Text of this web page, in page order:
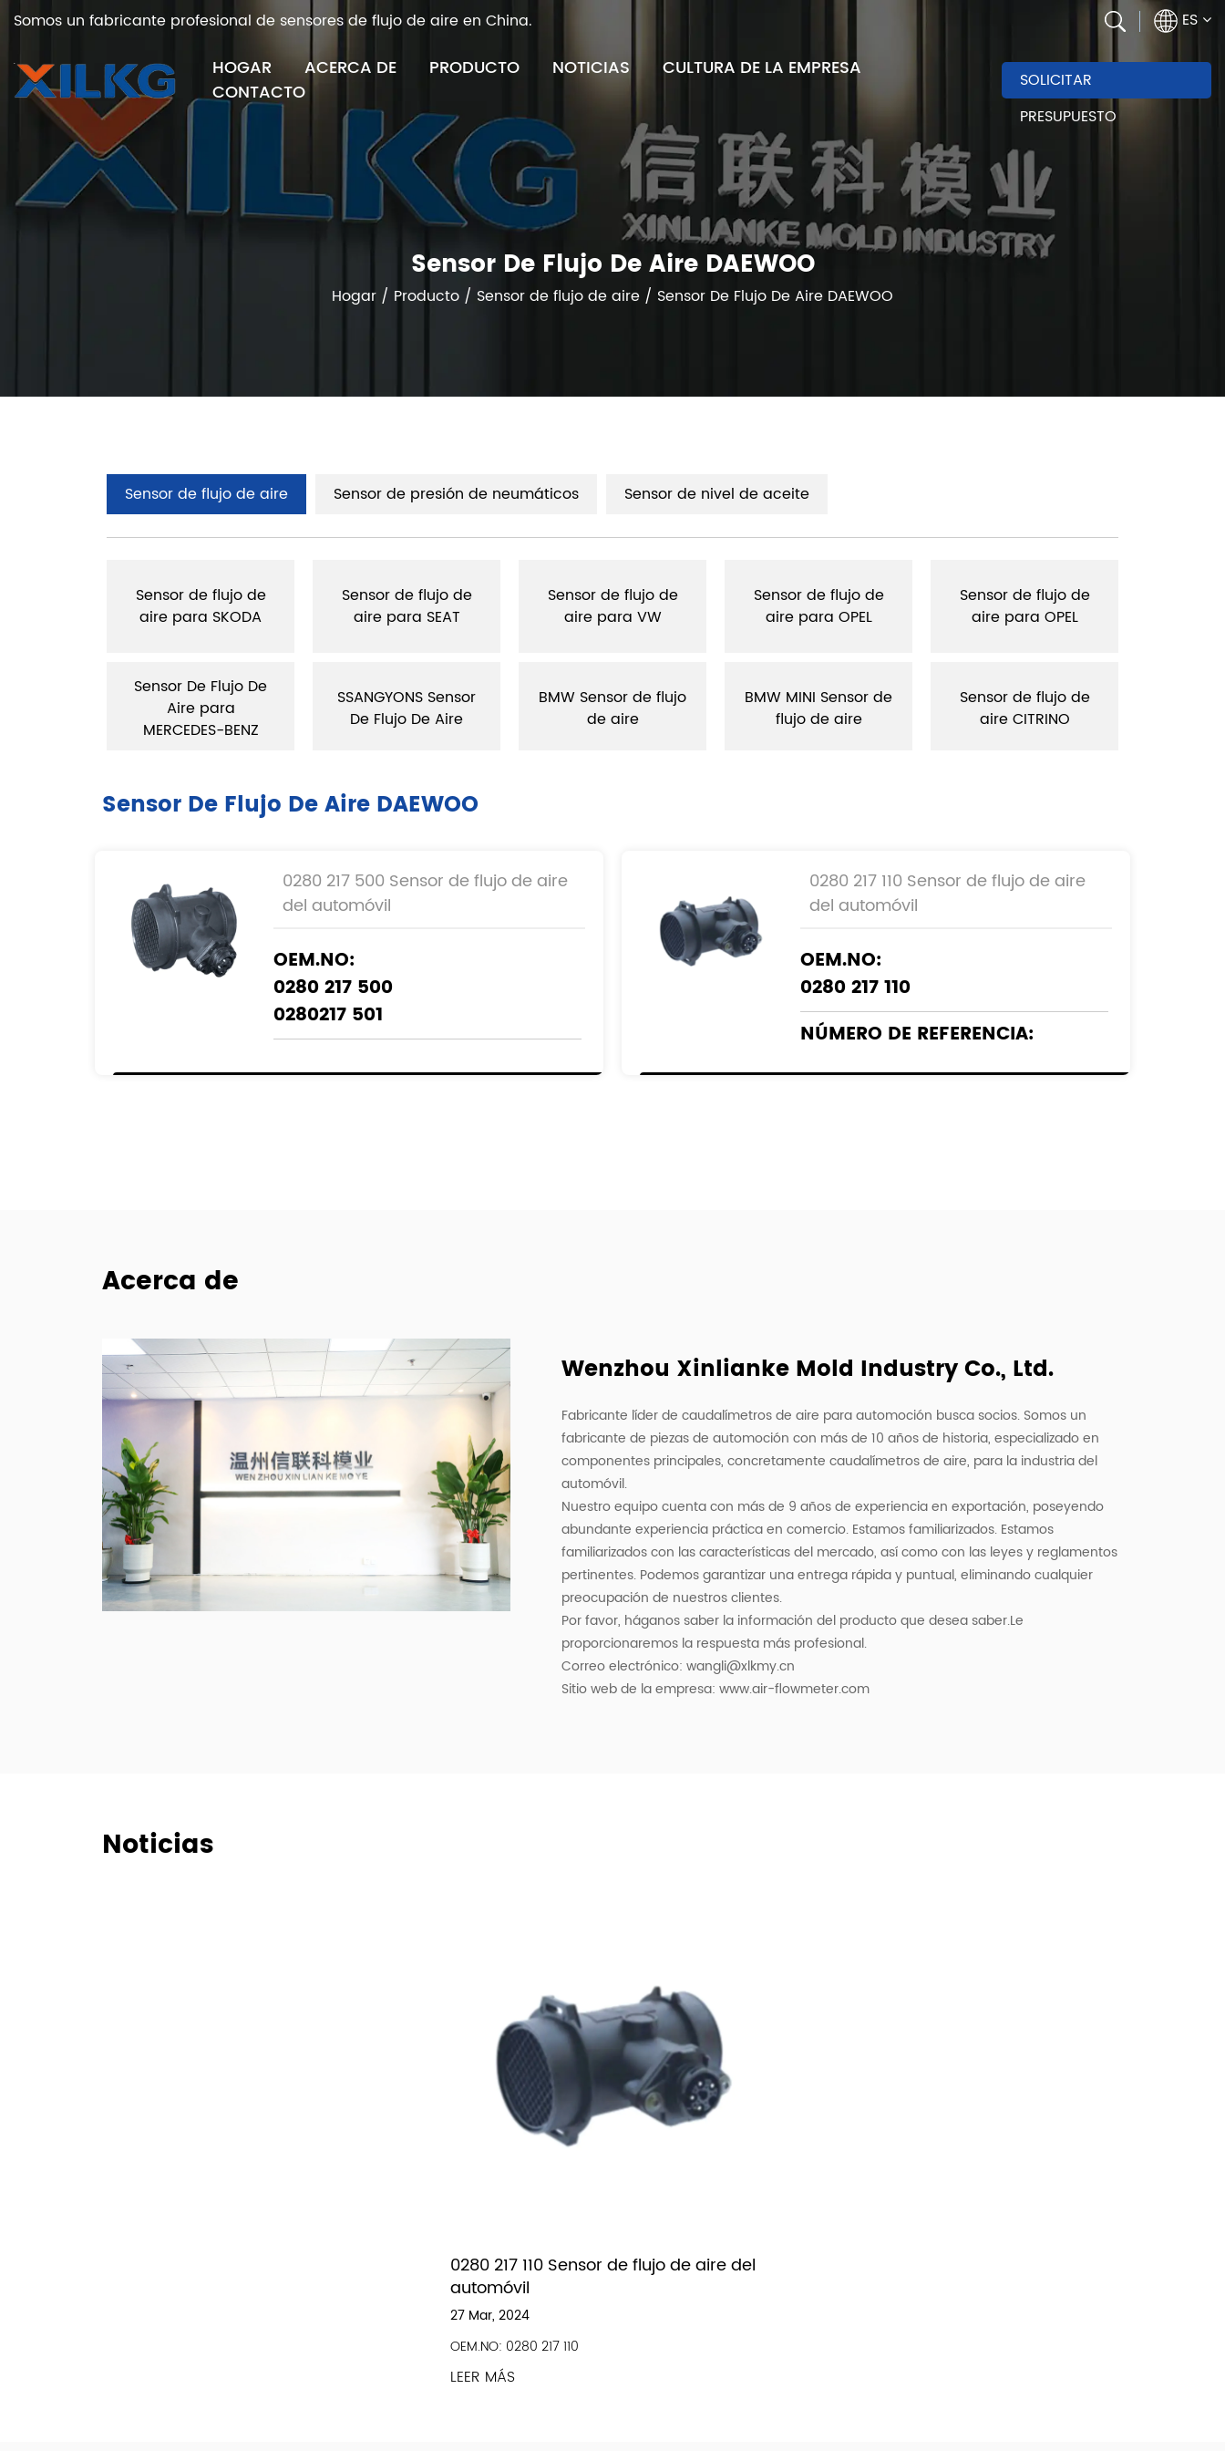
Somos un fabricante profesional de sensores de flujo de aire en China. ES
HOGAR ACERCA DE PRODUCTO NOTICIAS
CULTURA DE LA EMPRESA
CONTACTO
SOLICITAR
PRESUPUESTO
Sensor De Flujo De Aire DAEWOO
Hogar / Producto / Sensor de flujo de aire / Sensor De Flujo De Aire DAEWOO
Sensor de flujo de aire Sensor de presión de neumáticos Sensor de nivel de aceite
Sensor de flujo de
aire para SKODA
Sensor de flujo de
aire para SEAT
Sensor de flujo de
aire para VW
Sensor de flujo de
aire para OPEL
Sensor de flujo de
aire para OPEL
Sensor De Flujo De
Aire para
MERCEDES-BENZ
SSANGYONS Sensor
De Flujo De Aire
BMW Sensor de flujo
de aire
BMW MINI Sensor de
flujo de aire
Sensor de flujo de
aire CITRINO
Sensor De Flujo De Aire DAEWOO
0280 217 500 Sensor de flujo de aire
del automóvil
OEM.NO:
0280 217 500
0280217 501
0280 217 110 Sensor de flujo de aire
del automóvil
OEM.NO:
0280 217 110
NÚMERO DE REFERENCIA:
Acerca de
Wenzhou Xinlianke Mold Industry Co., Ltd.
Fabricante líder de caudalímetros de aire para automoción busca socios. Somos un
fabricante de piezas de automoción con más de 10 años de historia, especializado en
componentes principales, concretamente caudalímetros de aire, para la industria del
automóvil.
Nuestro equipo cuenta con más de 9 años de experiencia en exportación, poseyendo
abundante experiencia práctica en comercio. Estamos familiarizados. Estamos
familiarizados con las características del mercado, así como con las leyes y reglamentos
pertinentes. Podemos garantizar una entrega rápida y puntual, eliminando cualquier
preocupación de nuestros clientes.
Por favor, háganos saber la información del producto que desea saber.Le
proporcionaremos la respuesta más profesional.
Correo electrónico: wangli@xlkmy.cn
Sitio web de la empresa: www.air-flowmeter.com
Noticias
0280 217 110 Sensor de flujo de aire del
automóvil
27 Mar, 2024
OEM.NO: 0280 217 110
LEER MÁS